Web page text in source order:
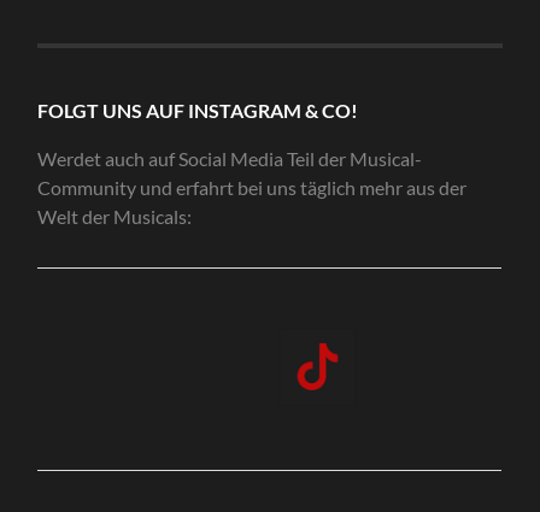
FOLGT UNS AUF INSTAGRAM & CO!
Werdet auch auf Social Media Teil der Musical-
Community und erfahrt bei uns täglich mehr aus der
Welt der Musicals: